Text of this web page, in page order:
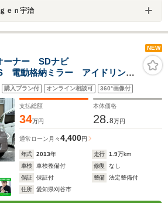
ｅｎ宇治
NEW
ナー SDナビ
電動格納ミラー アイドリング
ペアキー 取説 保証書
購入プラン付 オンライン相談可 360°画像付
支払総額
34万円
本体価格
28.8万円
通常ローン 月々4,400円
年式 2013年 走行 1.9万km
車検
車検整備付 修復
なし
保証
保証付 整備
法定整備付
住所
愛知県刈谷市